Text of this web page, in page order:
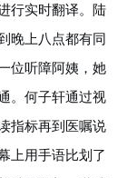
行实时翻译。陆
晚上八点都有同
位听障阿姨，她
。何子轩通过视
指标再到医嘱说
上用手语比划了